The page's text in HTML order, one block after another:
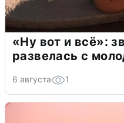
«Ну вот и всё»:
развелась с
6 августа 1